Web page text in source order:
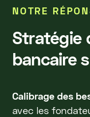
NOTRE
Stratégie
bancaire
Calibrage des
avec les